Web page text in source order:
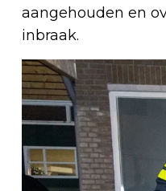
aangehouden en
inbraak.